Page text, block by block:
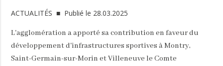
ACTUALITÉS ■ Publié le 28.03.2025
L'agglomération a apporté sa contribution en faveur du
développement d'infrastructures sportives à Montry,
Saint-Germain-sur-Morin et Villeneuve le Comte